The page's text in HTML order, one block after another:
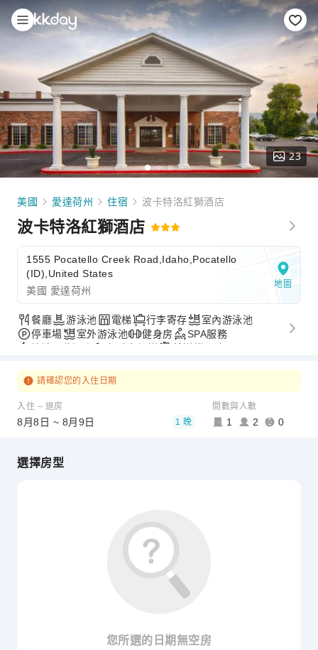
23
美國 愛達荷州 住宿 波卡特洛紅獅酒店
波卡特洛紅獅酒店
1555 Pocatello Creek Road,Idaho,Pocatello
(ID),United States
美國 愛達荷州
地圖
餐廳 游泳池 電梯 行李寄存
室內游泳池
停車場
室外游泳池 健身房
SPA服務
請確認您的入住日期
入住 – 退房
8月8日 ~ 8月9日 1 晚
間數與人數
1 2 0
選擇房型
您所選的日期無空房